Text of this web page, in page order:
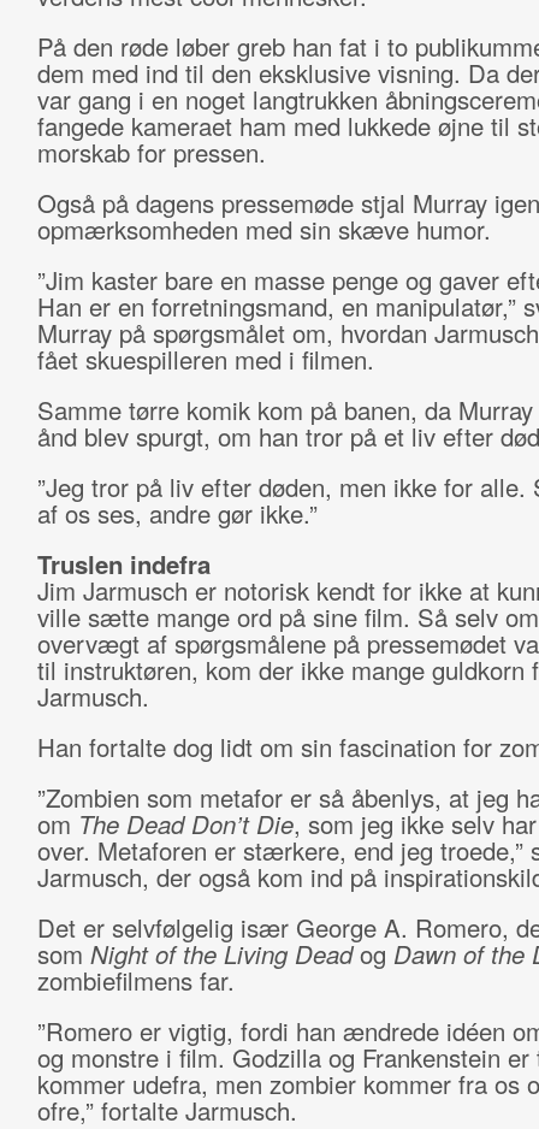
På den røde løber greb han fat i to
dem med ind til den eksklusive visning. Da
var gang i en noget langtrukken
fangede kameraet ham med lukkede øjne til
morskab for pressen.
Også på dagens pressemøde stjal Murray igen
opmærksomheden med sin skæve humor.
”Jim kaster bare en masse penge og gaver
Han er en forretningsmand, en manipulatør,”
Murray på spørgsmålet om, hvordan
fået skuespilleren med i filmen.
Samme tørre komik kom på banen, da
ånd blev spurgt, om han tror på et liv efter
”Jeg tror på liv efter døden, men ikke for alle.
af os ses, andre gør ikke.”
Truslen indefra
Jim Jarmusch er notorisk kendt for ikke at
ville sætte mange ord på sine film. Så selv
overvægt af spørgsmålene på pressemødet
til instruktøren, kom der ikke mange guldkorn
Jarmusch.
Han fortalte dog lidt om sin fascination for
”Zombien som metafor er så åbenlys, at jeg
om The Dead Don’t Die, som jeg ikke selv
over. Metaforen er stærkere, end jeg troede,”
Jarmusch, der også kom ind på
Det er selvfølgelig især George A. Romero,
som Night of the Living Deadog Dawn of the
zombiefilmens far.
”Romero er vigtig, fordi han ændrede idéen
og monstre i film. Godzilla og Frankenstein er
kommer udefra, men zombier kommer fra os
ofre,” fortalte Jarmusch.